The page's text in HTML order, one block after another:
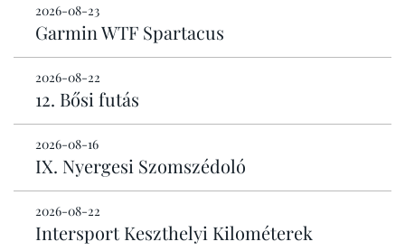
2026-08-23
Garmin WTF Spartacus
2026-08-22
12. Bősi futás
2026-08-16
IX. Nyergesi Szomszédoló
2026-08-22
Intersport Keszthelyi Kilométerek